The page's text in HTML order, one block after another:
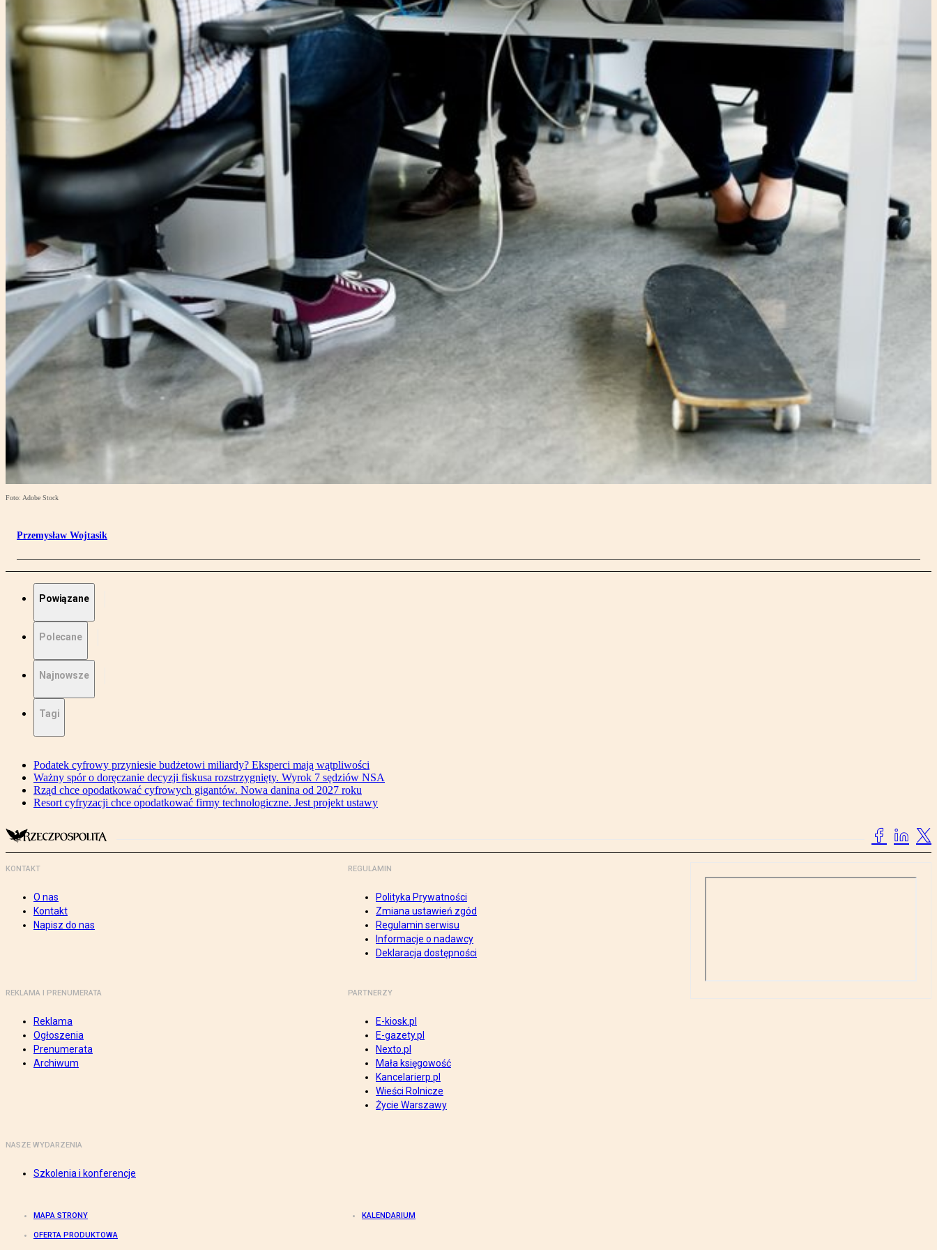
Foto: Adobe Stock
Przemysław Wojtasik
Powiązane
Polecane
Najnowsze
Tagi
Podatek cyfrowy przyniesie budżetowi miliardy? Eksperci mają wątpliwości
Ważny spór o doręczanie decyzji fiskusa rozstrzygnięty. Wyrok 7 sędziów NSA
Rząd chce opodatkować cyfrowych gigantów. Nowa danina od 2027 roku
Resort cyfryzacji chce opodatkować firmy technologiczne. Jest projekt ustawy
KONTAKT
O nas
Kontakt
Napisz do nas
REGULAMIN
Polityka Prywatności
Zmiana ustawień zgód
Regulamin serwisu
Informacje o nadawcy
Deklaracja dostępności
REKLAMA I PRENUMERATA
Reklama
Ogłoszenia
Prenumerata
Archiwum
PARTNERZY
E-kiosk.pl
E-gazety.pl
Nexto.pl
Mała księgowość
Kancelarierp.pl
Wieści Rolnicze
Życie Warszawy
NASZE WYDARZENIA
Szkolenia i konferencje
MAPA STRONY KALENDARIUM
OFERTA PRODUKTOWA